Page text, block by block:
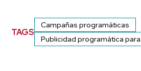
TAGS
Campañas programáticas
Publicidad programática